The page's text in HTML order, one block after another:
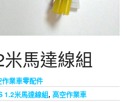
馬達線組
作業車零配件
1.2米馬達線組, 高空作業車